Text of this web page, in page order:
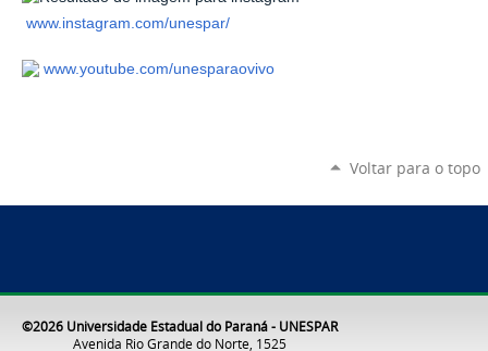
www.instagram.com/unespar/
www.youtube.com/unesparaovivo
Voltar para o topo
©2026 Universidade Estadual do Paraná - UNESPAR
Avenida Rio Grande do Norte, 1525